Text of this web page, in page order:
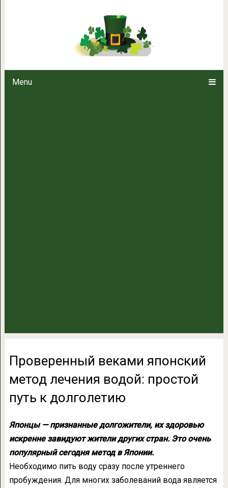
Menu
Проверенный веками японский
Проверенный веками японский
метод лечения водой: простой
путь к долголетию
Японцы — признанные долгожители, их здоровью
искренне завидуют жители других стран. Это очень
популярный сегодня метод в Японии.
Необходимо пить воду сразу после утреннего
пробуждения. Для многих заболеваний вода является